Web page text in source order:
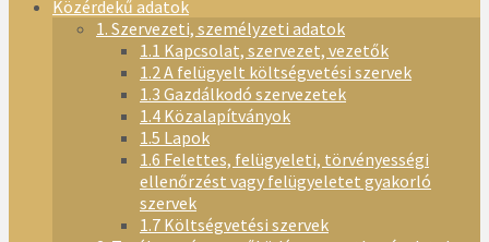
Közérdekű adatok
1. Szervezeti, személyzeti adatok
1.1 Kapcsolat, szervezet, vezetők
1.2 A felügyelt költségvetési szervek
1.3 Gazdálkodó szervezetek
1.4 Közalapítványok
1.5 Lapok
1.6 Felettes, felügyeleti, törvényességi
ellenőrzést vagy felügyeletet gyakorló
szervek
1.7 Költségvetési szervek